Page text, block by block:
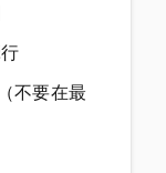
不要在最